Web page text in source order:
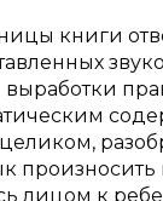
книги
выработки
лицом к